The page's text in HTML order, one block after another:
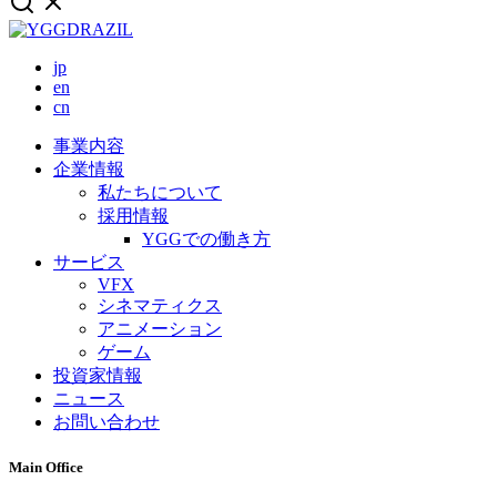
jp
en
cn
事業内容
企業情報
私たちについて
採用情報
YGGでの働き方
サービス
VFX
シネマティクス
アニメーション
ゲーム
投資家情報
ニュース
お問い合わせ
Main Office